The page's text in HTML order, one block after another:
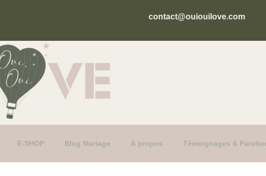
contact@ouiouilove.com
E-SHOP Blog Mariage À propos Témoignages &